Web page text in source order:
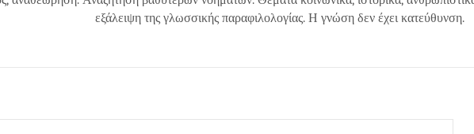
εξάλειψη της γλωσσικής παραφιλολογίας. Η γνώση δεν έχει κατεύθυνση.